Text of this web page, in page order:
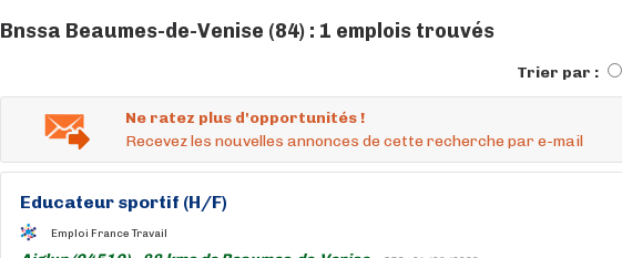
Bnssa Beaumes-de-Venise (84) : 1 emplois trouvés
Trier par :
Ne ratez plus d'opportunités !
Recevez les nouvelles annonces de cette recherche par e-mail
Educateur sportif (H/F)
Emploi France Travail